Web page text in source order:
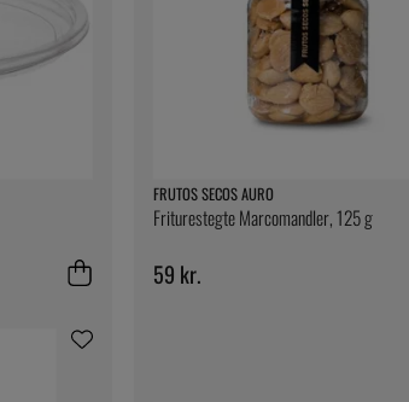
FRUTOS SECOS AURO
Friturestegte Marcomandler, 125 g
59 kr.